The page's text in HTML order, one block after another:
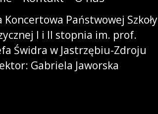
Koncertowa Państwowej Szkoły
I i II stopnia im. prof.
Świdra w Jastrzębiu-Zdroju
Gabriela Jaworska